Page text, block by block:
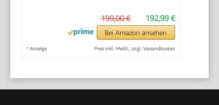
192,99 €
199,00 €
Bei Amazon ansehen
* Anzeige Preis inkl. MwSt., zzgl. Versandkosten